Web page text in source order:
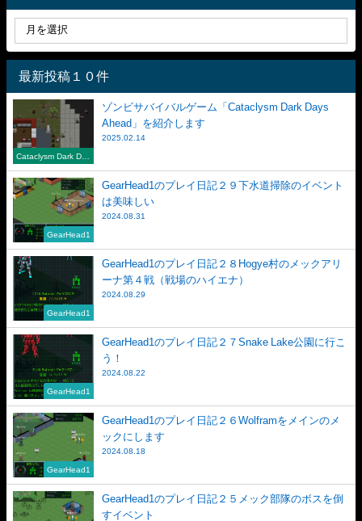
最新投稿１０件
Cataclysm Dark Day
ゾンビサバイバルゲーム「Cataclysm Dark Days
Ahead」を紹介します
2025.02.14
GearHead1
GearHead1のプレイ日記２９下水道掃除のイベント
は美味しい
2024.08.31
GearHead1
GearHead1のプレイ日記２８Hogye村のメックアリ
ーナ第４戦（戦場のハイエナ）
2024.08.29
GearHead1
GearHead1のプレイ日記２７Snake Lake公園に行こ
う！
2024.08.22
GearHead1
GearHead1のプレイ日記２６Wolframをメインのメ
ックにします
2024.08.18
GearHead1のプレイ日記２５メック部隊のボスを倒
すイベント